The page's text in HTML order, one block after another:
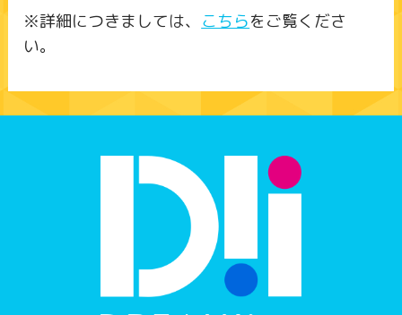
※詳細につきましては、 こちらをご覧くださ
い。